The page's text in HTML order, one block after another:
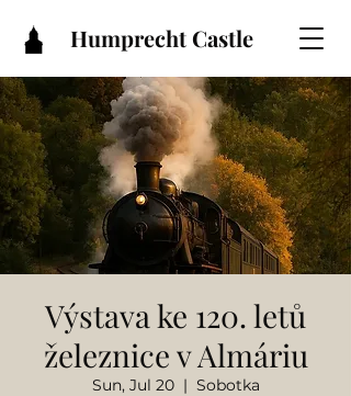
Humprecht Castle
Výstava ke 120. letů
železnice v Almáriu
Sun, Jul 20
  |
Sobotka